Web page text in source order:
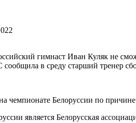
гимнаст Иван Куляк не
в среду старший тренер
чемпионате Белоруссии по
является Белорусская